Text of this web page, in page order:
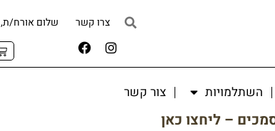
צרו קשר שלום אורח/ת,
השתלמויות צור קשר
– ליחצו כאן